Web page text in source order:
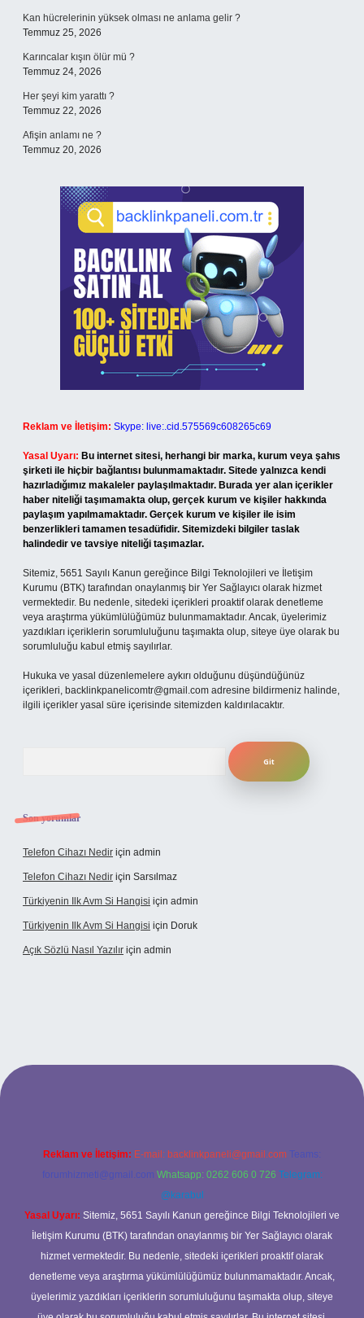
Kan hücrelerinin yüksek olması ne anlama gelir ?
Temmuz 25, 2026
Karıncalar kışın ölür mü ?
Temmuz 24, 2026
Her şeyi kim yarattı ?
Temmuz 22, 2026
Afişin anlamı ne ?
Temmuz 20, 2026
Reklam ve İletişim: Skype: live:.cid.575569c608265c69
Yasal Uyarı: Bu internet sitesi, herhangi bir marka, kurum veya şahıs
şirketi ile hiçbir bağlantısı bulunmamaktadır. Sitede yalnızca kendi
hazırladığımız makaleler paylaşılmaktadır. Burada yer alan içerikler
haber niteliği taşımamakta olup, gerçek kurum ve kişiler hakkında
paylaşım yapılmamaktadır. Gerçek kurum ve kişiler ile isim
benzerlikleri tamamen tesadüfidir. Sitemizdeki bilgiler taslak
halindedir ve tavsiye niteliği taşımazlar.
Sitemiz, 5651 Sayılı Kanun gereğince Bilgi Teknolojileri ve İletişim
Kurumu (BTK) tarafından onaylanmış bir Yer Sağlayıcı olarak hizmet
vermektedir. Bu nedenle, sitedeki içerikleri proaktif olarak denetleme
veya araştırma yükümlülüğümüz bulunmamaktadır. Ancak, üyelerimiz
yazdıkları içeriklerin sorumluluğunu taşımakta olup, siteye üye olarak bu
sorumluluğu kabul etmiş sayılırlar.
Hukuka ve yasal düzenlemelere aykırı olduğunu düşündüğünüz
içerikleri, backlinkpanelicomtr@gmail.com adresine bildirmeniz halinde,
ilgili içerikler yasal süre içerisinde sitemizden kaldırılacaktır.
Son yorumlar
Telefon Cihazı Nedir için admin
Telefon Cihazı Nedir için Sarsılmaz
Türkiyenin Ilk Avm Si Hangisi için admin
Türkiyenin Ilk Avm Si Hangisi için Doruk
Açık Sözlü Nasıl Yazılır için admin
Reklam ve İletişim: E-mail: backlinkpaneli@gmail.com Teams:
forumhizmeti@gmail.com Whatsapp: 0262 606 0 726 Telegram:
@karabul
Yasal Uyarı: Sitemiz, 5651 Sayılı Kanun gereğince Bilgi Teknolojileri ve
İletişim Kurumu (BTK) tarafından onaylanmış bir Yer Sağlayıcı olarak
hizmet vermektedir. Bu nedenle, sitedeki içerikleri proaktif olarak
denetleme veya araştırma yükümlülüğümüz bulunmamaktadır. Ancak,
üyelerimiz yazdıkları içeriklerin sorumluluğunu taşımakta olup, siteye